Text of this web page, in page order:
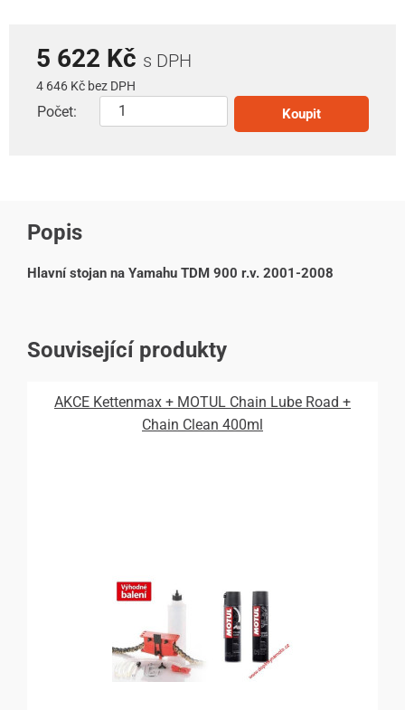
5 622 Kč s DPH
4 646 Kč bez DPH
Počet: Koupit
Popis
Hlavní stojan na Yamahu TDM 900 r.v. 2001-2008
Související produkty
AKCE Kettenmax + MOTUL Chain Lube Road +
Chain Clean 400ml